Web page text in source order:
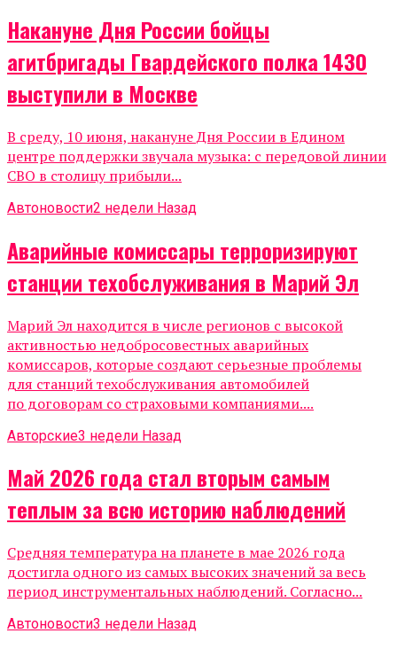
Накануне Дня России бойцы
агитбригады Гвардейского полка 1430
выступили в Москве
В среду, 10 июня, накануне Дня России в Едином
центре поддержки звучала музыка: с передовой линии
СВО в столицу прибыли...
Автоновости2 недели Назад
Аварийные комиссары терроризируют
станции техобслуживания в Марий Эл
Марий Эл находится в числе регионов с высокой
активностью недобросовестных аварийных
комиссаров, которые создают серьезные проблемы
для станций техобслуживания автомобилей
по договорам со страховыми компаниями....
Авторские3 недели Назад
Май 2026 года стал вторым самым
теплым за всю историю наблюдений
Средняя температура на планете в мае 2026 года
достигла одного из самых высоких значений за весь
период инструментальных наблюдений. Согласно...
Автоновости3 недели Назад